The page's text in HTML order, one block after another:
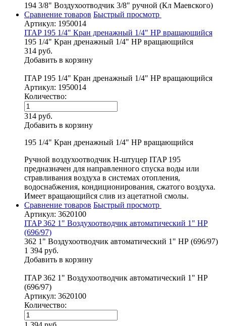
194 3/8" Воздухоотводчик 3/8" ручной (Кл Маевского)
Сравнение товаров Быстрый просмотр
Артикул: 1950014
ITAP 195 1/4" Кран дренажный 1/4" НР вращающийся
195 1/4" Кран дренажный 1/4" НР вращающийся
314 руб.
Добавить в корзину
ITAP 195 1/4" Кран дренажный 1/4" НР вращающийся
Артикул: 1950014
Количество:
314 руб.
Добавить в корзину
195 1/4" Кран дренажный 1/4" НР вращающийся
Ручной воздухоотводчик Н-штуцер ITAP 195
предназначен для направленного спуска воды или
стравливания воздуха в системах отопления,
водоснабжения, кондиционирования, сжатого воздуха.
Имеет вращающийся слив из ацетатной смолы.
Сравнение товаров Быстрый просмотр
Артикул: 3620100
ITAP 362 1" Воздухоотводчик автоматический 1" НР
(696/97)
362 1" Воздухоотводчик автоматический 1" НР (696/97)
1 394 руб.
Добавить в корзину
ITAP 362 1" Воздухоотводчик автоматический 1" НР
(696/97)
Артикул: 3620100
Количество: